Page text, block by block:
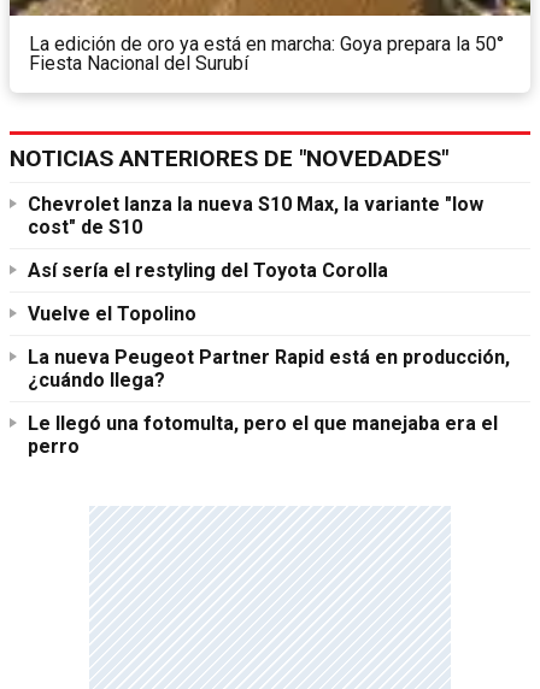
La edición de oro ya está en marcha: Goya prepara la 50°
Fiesta Nacional del Surubí
NOTICIAS ANTERIORES DE "NOVEDADES"
Chevrolet lanza la nueva S10 Max, la variante "low
cost" de S10
Así sería el restyling del Toyota Corolla
Vuelve el Topolino
La nueva Peugeot Partner Rapid está en producción,
¿cuándo llega?
Le llegó una fotomulta, pero el que manejaba era el
perro